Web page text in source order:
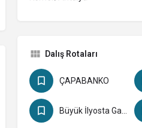
Dalış Rotaları
ÇAPABANKO
Büyük İlyosta Gavur Limanı